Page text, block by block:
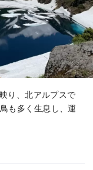
り、北アルプスで
も多く生息し、運